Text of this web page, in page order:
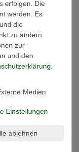
Größen
dieses Modell in
erfolgen. Die
werden. Es
die
zu ändern
zur
und den
Medien
Einstellungen
ablehnen